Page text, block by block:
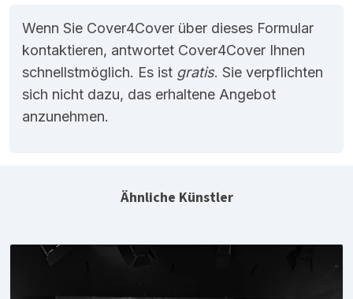
Wenn Sie Cover4Cover über dieses Formular
kontaktieren, antwortet Cover4Cover Ihnen
schnellstmöglich. Es ist gratis. Sie verpflichten
sich nicht dazu, das erhaltene Angebot
anzunehmen.
Ähnliche Künstler